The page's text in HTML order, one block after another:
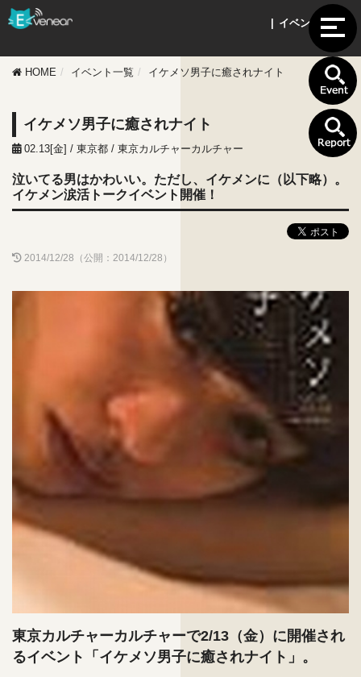
| イベント情報 |
HOME イベント一覧 イケメソ男子に癒されナイト
イケメソ男子に癒されナイト
02.13[金] / 東京都 / 東京カルチャーカルチャー
泣いてる男はかわいい。ただし、イケメンに（以下略）。
イケメン涙活トークイベント開催！
2014/12/28（公開：2014/12/28）
東京カルチャーカルチャーで2/13（金）に開催され
るイベント「イケメソ男子に癒されナイト」。